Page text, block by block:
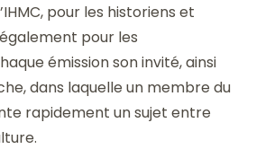
pour les historiens et
pour les
émission son invité, ainsi
dans laquelle un membre du
rapidement un sujet entre